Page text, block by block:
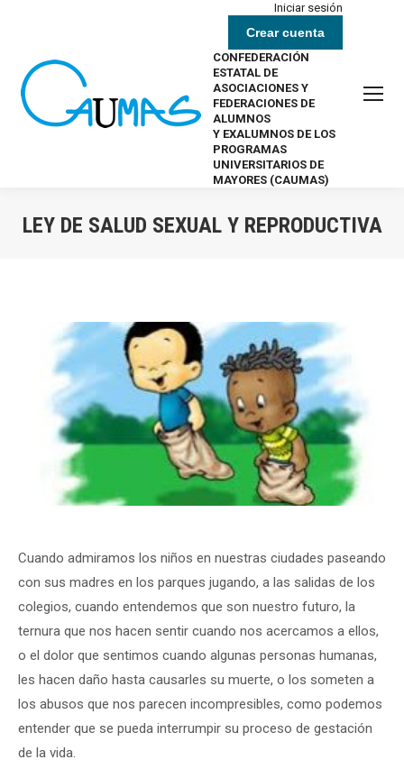
Iniciar sesión
Crear cuenta
CONFEDERACIÓN
ESTATAL DE
ASOCIACIONES Y
FEDERACIONES DE
ALUMNOS
Y EXALUMNOS DE LOS
PROGRAMAS
UNIVERSITARIOS DE
MAYORES (CAUMAS)
LEY DE SALUD SEXUAL Y REPRODUCTIVA
Cuando admiramos los niños en nuestras ciudades paseando
con sus madres en los parques jugando, a las salidas de los
colegios, cuando entendemos que son nuestro futuro, la
ternura que nos hacen sentir cuando nos acercamos a ellos,
o el dolor que sentimos cuando algunas personas humanas,
les hacen daño hasta causarles su muerte, o los someten a
los abusos que nos parecen incompresibles, como podemos
entender que se pueda interrumpir su proceso de gestación
de la vida.